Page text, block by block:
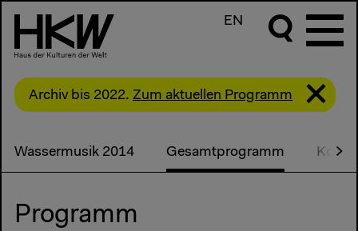
EN
Archiv bis 2022. Zum aktuellen Programm
Wassermusik 2014 Gesamtprogramm
Programm